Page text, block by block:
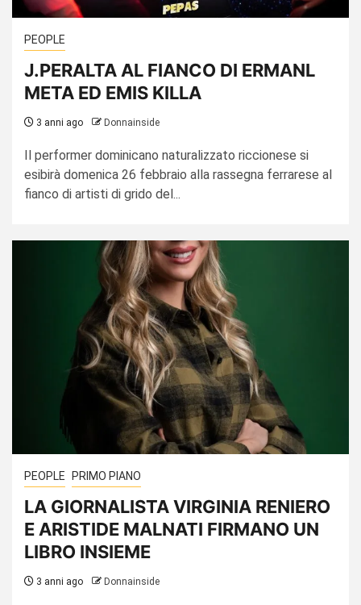
PEOPLE
J.PERALTA AL FIANCO DI ERMANL
META ED EMIS KILLA
3 anni ago Donnainside
Il performer dominicano naturalizzato riccionese si
esibirà domenica 26 febbraio alla rassegna ferrarese al
fianco di artisti di grido del...
PEOPLE PRIMO PIANO
LA GIORNALISTA VIRGINIA RENIERO
E ARISTIDE MALNATI FIRMANO UN
LIBRO INSIEME
3 anni ago Donnainside